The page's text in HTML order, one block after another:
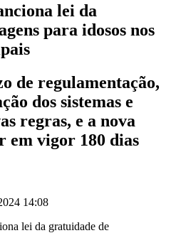
lei da
para idosos nos
de regulamentação,
dos sistemas e
regras, e a nova
em vigor 180 dias
14:08